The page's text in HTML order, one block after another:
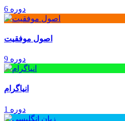
6 دوره
اصول موفقیت
9 دوره
انیاگرام
1 دوره